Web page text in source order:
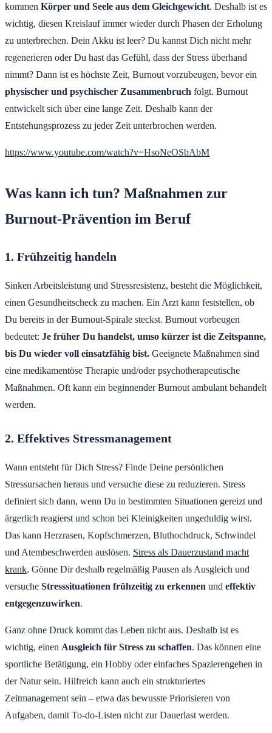
kommen Körper und Seele aus dem Gleichgewicht. Deshalb ist es
wichtig, diesen Kreislauf immer wieder durch Phasen der Erholung
zu unterbrechen. Dein Akku ist leer? Du kannst Dich nicht mehr
regenerieren oder Du hast das Gefühl, dass der Stress überhand
nimmt? Dann ist es höchste Zeit, Burnout vorzubeugen, bevor ein
physischer und psychischer Zusammenbruch folgt. Burnout
entwickelt sich über eine lange Zeit. Deshalb kann der
Entstehungsprozess zu jeder Zeit unterbrochen werden.
https://www.youtube.com/watch?v=HsoNeOSbAbM
Was kann ich tun? Maßnahmen zur
Burnout-Prävention im Beruf
1. Frühzeitig handeln
Sinken Arbeitsleistung und Stressresistenz, besteht die Möglichkeit,
einen Gesundheitscheck zu machen. Ein Arzt kann feststellen, ob
Du bereits in der Burnout-Spirale steckst. Burnout vorbeugen
bedeutet: Je früher Du handelst, umso kürzer ist die Zeitspanne,
bis Du wieder voll einsatzfähig bist. Geeignete Maßnahmen sind
eine medikamentöse Therapie und/oder psychotherapeutische
Maßnahmen. Oft kann ein beginnender Burnout ambulant behandelt
werden.
2. Effektives Stressmanagement
Wann entsteht für Dich Stress? Finde Deine persönlichen
Stressursachen heraus und versuche diese zu reduzieren. Stress
definiert sich dann, wenn Du in bestimmten Situationen gereizt und
ärgerlich reagierst und schon bei Kleinigkeiten ungeduldig wirst.
Das kann Herzrasen, Kopfschmerzen, Bluthochdruck, Schwindel
und Atembeschwerden auslösen. Stress als Dauerzustand macht
krank. Gönne Dir deshalb regelmäßig Pausen als Ausgleich und
versuche Stresssituationen frühzeitig zu erkennen und effektiv
entgegenzuwirken.
Ganz ohne Druck kommt das Leben nicht aus. Deshalb ist es
wichtig, einen Ausgleich für Stress zu schaffen. Das können eine
sportliche Betätigung, ein Hobby oder einfaches Spazierengehen in
der Natur sein. Hilfreich kann auch ein strukturiertes
Zeitmanagement sein – etwa das bewusste Priorisieren von
Aufgaben, damit To-do-Listen nicht zur Dauerlast werden.